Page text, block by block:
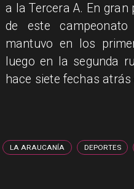
a la Tercera A. En
de este
mantuvo en los
luego en la segunda
hace siete fechas
LA ARAUCANÍA DEPORTES